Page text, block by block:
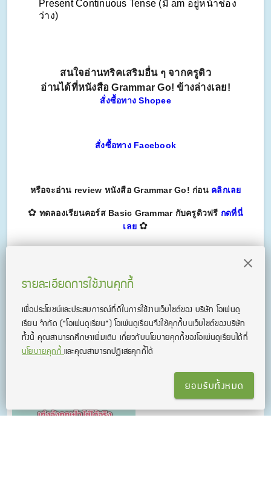
Present Continuous Tense (มี am อยู่หน้าช่อง
ว่าง)
สนใจอ่านทริคเสริมอื่น ๆ จากครูดิว
อ่านได้ที่หนังสือ Grammar Go! ข้างล่างเลย!
สั่งซื้อทาง Shopee
สั่งซื้อทาง Facebook
หรือจะอ่าน review หนังสือ Grammar Go! ก่อน คลิกเลย
✿ ทดลองเรียนคอร์ส Basic Grammar กับครูดิวฟรี กดที่นี่
เลย ✿
รายละเอียดการใช้งานคุกกี้
เพื่อประโยชน์และประสบการณ์ที่ดีในการใช้งานเว็บไซต์ของ บริษัท โอเพ่นดู
เรียน จํากัด (“โอเพ่นดูเรียน”)โอเพ่นดูเรียนจึงใช้คุกกี้บนเว็บไซต์ของบริษัท
ทั้งนี้ คุณสามารถศึกษาเพิ่มเติม เกี่ยวกับนโยบายคุกกี้ของโอเพ่นดูเรียนได้ที่
นโยบายคุกกี้และคุณสามารถปฏิเสธคุกกี้ได้
ยอมรับทั้งหมด